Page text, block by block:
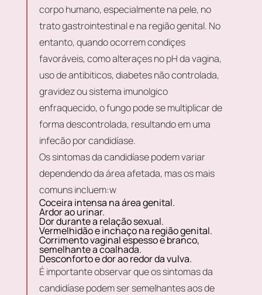
corpo humano, especialmente na pele, no
trato gastrointestinal e na região genital. No
entanto, quando ocorrem condiçes
favoráveis, como alteraçes no pH da vagina,
uso de antibiticos, diabetes não controlada,
gravidez ou sistema imunolgico
enfraquecido, o fungo pode se multiplicar de
forma descontrolada, resultando em uma
infecão por candidíase.
Os sintomas da candidíase podem variar
dependendo da área afetada, mas os mais
comuns incluem:w
Coceira intensa na área genital.
Ardor ao urinar.
Dor durante a relação sexual.
Vermelhidão e inchaço na região genital.
Corrimento vaginal espesso e branco,
semelhante a coalhada.
Desconforto e dor ao redor da vulva.
É importante observar que os sintomas da
candidíase podem ser semelhantes aos de